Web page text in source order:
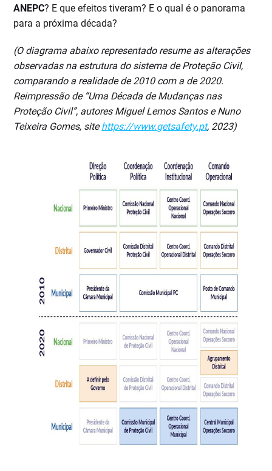
ANEPC? E que efeitos tiveram? E o qual é o panorama
para a próxima década?
(O diagrama abaixo representado resume as alterações
observadas na estrutura do sistema de Proteção Civil,
comparando a realidade de 2010 com a de 2020.
Reimpressão de “Uma Década de Mudanças nas
Proteção Civil”, autores Miguel Lemos Santos e Nuno
Teixeira Gomes, sitehttps://www.getsafety.pt, 2023)